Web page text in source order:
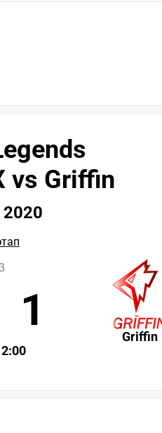
vs Griffin
2020
Griffin
1